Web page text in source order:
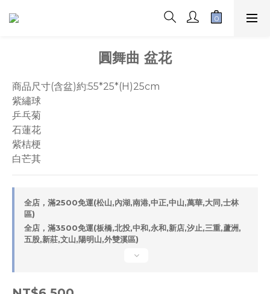
圓舞曲 盆花
商品尺寸(含盆)約:55*25*(H)25cm
紫繡球
乒乓菊
石蓮花
紫桔梗
白芒其
全店，滿2500免運(松山,內湖,南港,中正,中山,萬華,大同,士林
區)
全店，滿3500免運(板橋,北投,中和,永和,新店,汐止,三重,蘆洲,
五股,新莊,文山,陽明山,外雙溪區)